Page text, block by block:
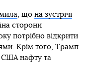
, що на зустрічі
сторони
потрібно відкрити
Крім того, Трамп
США нафту та